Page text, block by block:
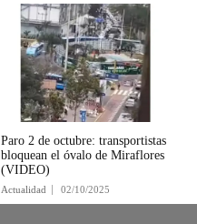
Paro 2 de octubre: transportistas
bloquean el óvalo de Miraflores
(VIDEO)
Actualidad 02/10/2025